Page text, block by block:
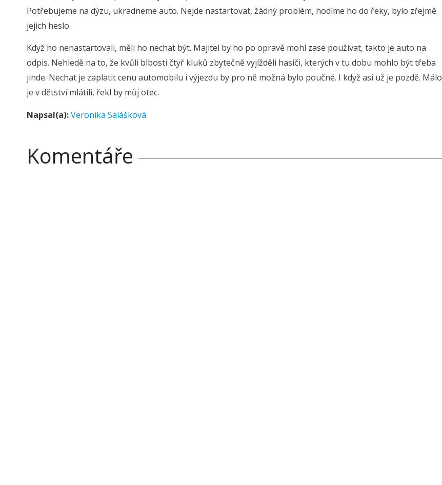
Potřebujeme na dýzu, ukradneme auto. Nejde nastartovat, žádný problém, hodíme ho do řeky, bylo zřejmě
jejich heslo.
Když ho nenastartovali, měli ho nechat být. Majitel by ho po opravě mohl zase používat, takto je auto na
odpis. Nehledě na to, že kvůli blbosti čtyř kluků zbytečně vyjížděli hasiči, kterých v tu dobu mohlo být třeba
jinde. Nechat je zaplatit cenu automobilu i výjezdu by pro ně možná bylo poučné. I když asi už je pozdě. Málo
je v dětství mlátili, řekl by můj otec.
Napsal(a):Veronika Salášková
Komentáře